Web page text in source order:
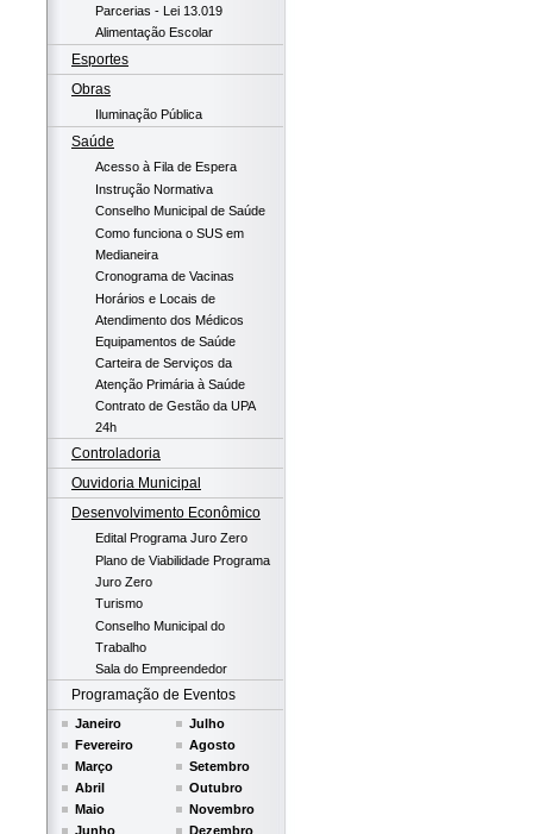
Parcerias - Lei 13.019
Alimentação Escolar
Esportes
Obras
Iluminação Pública
Saúde
Acesso à Fila de Espera
Instrução Normativa
Conselho Municipal de Saúde
Como funciona o SUS em
Medianeira
Cronograma de Vacinas
Horários e Locais de
Atendimento dos Médicos
Equipamentos de Saúde
Carteira de Serviços da
Atenção Primária à Saúde
Contrato de Gestão da UPA
24h
Controladoria
Ouvidoria Municipal
Desenvolvimento Econômico
Edital Programa Juro Zero
Plano de Viabilidade Programa
Juro Zero
Turismo
Conselho Municipal do
Trabalho
Sala do Empreendedor
Programação de Eventos
Janeiro
Fevereiro
Março
Abril
Maio
Junho
Julho
Agosto
Setembro
Outubro
Novembro
Dezembro